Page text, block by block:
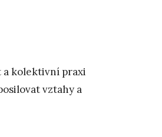
a kolektivní praxi
vztahy a